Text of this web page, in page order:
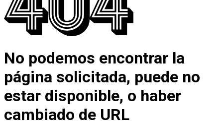
No podemos encontrar la
página solicitada, puede no
estar disponible, o haber
cambiado de URL